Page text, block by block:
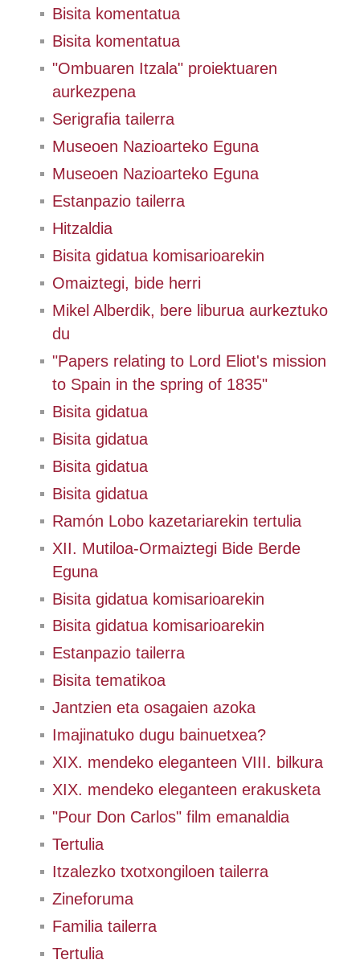
Bisita komentatua
Bisita komentatua
"Ombuaren Itzala" proiektuaren
aurkezpena
Serigrafia tailerra
Museoen Nazioarteko Eguna
Museoen Nazioarteko Eguna
Estanpazio tailerra
Hitzaldia
Bisita gidatua komisarioarekin
Omaiztegi, bide herri
Mikel Alberdik, bere liburua aurkeztuko
du
"Papers relating to Lord Eliot's mission
to Spain in the spring of 1835"
Bisita gidatua
Bisita gidatua
Bisita gidatua
Bisita gidatua
Ramón Lobo kazetariarekin tertulia
XII. Mutiloa-Ormaiztegi Bide Berde
Eguna
Bisita gidatua komisarioarekin
Bisita gidatua komisarioarekin
Estanpazio tailerra
Bisita tematikoa
Jantzien eta osagaien azoka
Imajinatuko dugu bainuetxea?
XIX. mendeko eleganteen VIII. bilkura
XIX. mendeko eleganteen erakusketa
"Pour Don Carlos" film emanaldia
Tertulia
Itzalezko txotxongiloen tailerra
Zineforuma
Familia tailerra
Tertulia